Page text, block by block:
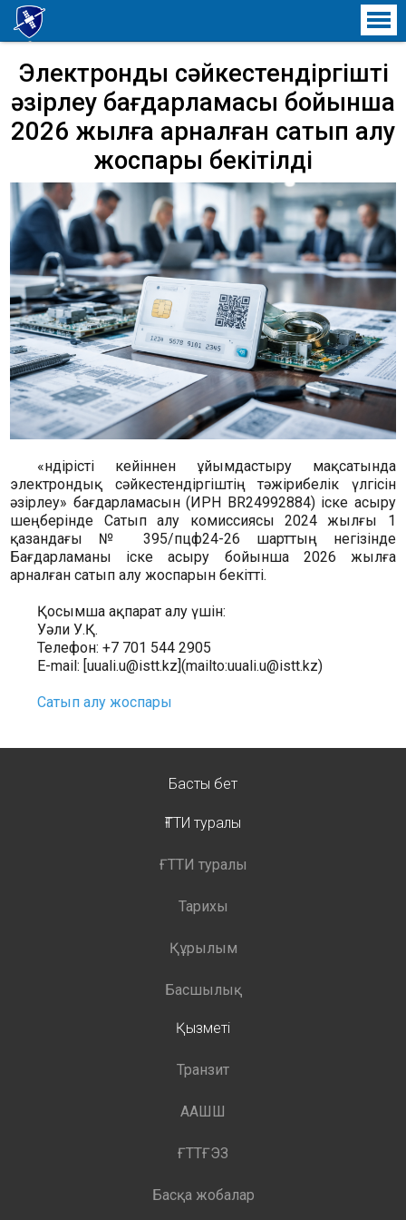
Электрондық сәйкестендіргішті
әзірлеу бағдарламасы бойынша
2026 жылға арналған сатып алу
жоспары бекітілді
«Өндірісті кейіннен ұйымдастыру мақсатында
электрондық сәйкестендіргіштің тәжірибелік үлгісін
әзірлеу» бағдарламасын (ИРН BR24992884) іске асыру
шеңберінде Сатып алу комиссиясы 2024 жылғы 1
қазандағы № 395/пцф24-26 шарттың негізінде
Бағдарламаны іске асыру бойынша 2026 жылға
арналған сатып алу жоспарын бекітті.
Қосымша ақпарат алу үшін:
Уәли У.Қ.
Телефон: +7 701 544 2905
E-mail: [uuali.u@istt.kz](mailto:uuali.u@istt.kz)
Сатып алу жоспары
Басты бет
ҒТТИ туралы
ҒТТИ туралы
Тарихы
Құрылым
Басшылық
Қызметі
Транзит
ААШШ
ҒТТҒЭЗ
Басқа жобалар